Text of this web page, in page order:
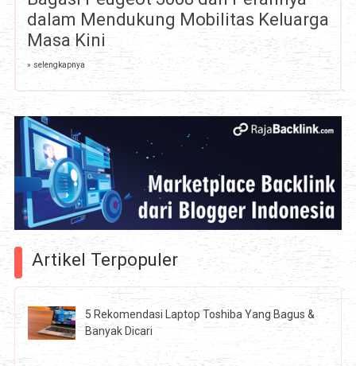
dalam Mendukung Mobilitas Keluarga
Masa Kini
» selengkapnya
Artikel Terpopuler
5 Rekomendasi Laptop Toshiba Yang Bagus &
Banyak Dicari